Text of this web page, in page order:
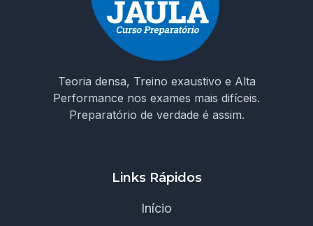
Teoria densa, Treino exaustivo e Alta
Performance nos exames mais difíceis.
Preparatório de verdade é assim.
Links Rápidos
Início